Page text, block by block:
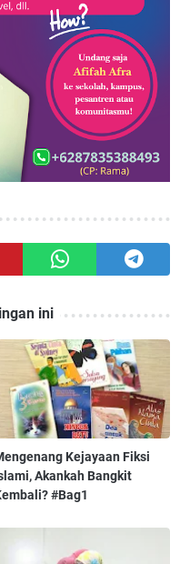
ini
Kejayaan Fiksi
Akankah Bangkit
#Bag1